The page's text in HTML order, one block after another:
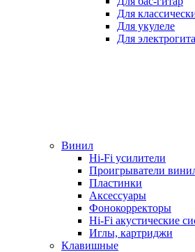
Для
Для укулеле
Для
Винил
Hi-Fi усилители
Проигрыватели
Пластинки
Аксессуары
Фонокорректоры
Hi-Fi акустические
Иглы, картриджи
Клавишные